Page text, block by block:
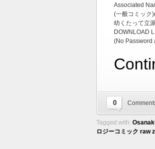
Associated
(一般コミック
幼くたって立
DOWNLOAD
(No Password
0
Tagged with:
ロジーコミック raw